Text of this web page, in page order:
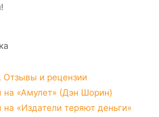
Отзывы и рецензии
на «Амулет» (Дэн Шорин)
на «Издатели теряют деньги»